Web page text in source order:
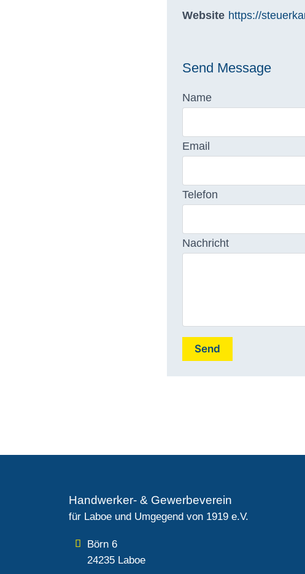
Website https://
Send Message
Name
Email
Telefon
Nachricht
Handwerker- & Gewerbeverein
für Laboe und Umgegend von 1919 e.V.
Börn 6
24235 Laboe